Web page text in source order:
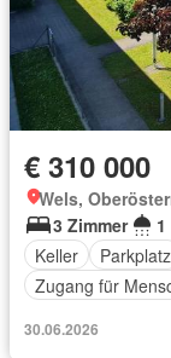
€ 310 000
Wels,
3 Zimmer
Keller
Parkplatz
Zugang für
30.06.2026